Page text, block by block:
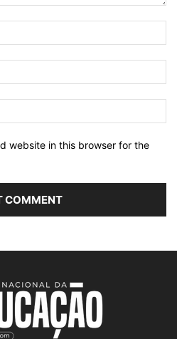
website in this browser for the